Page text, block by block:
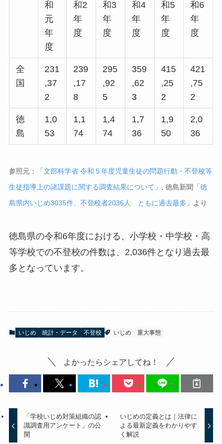
和
元
年
度
和2
年
度
和3
年
度
和4
年
度
和5
年
度
和6
年
度
全
国
231
,37
2
239
,17
8
295
,92
5
359
,62
3
415
,25
2
421
,75
2
徳
島
1,0
53
1,1
74
1,4
74
1,7
36
1,9
50
2,0
36
参照元：「 文部科学省 令和５年度児童生徒の問題行動・不登校等
生徒指導上の諸課題に関する調査結果について 」, 徳島新聞「 徳
島県内いじめ3035件、不登校者2036人 ともに過去最多 」より
徳島県の令和6年度における、小学校・中学校・高
等学校での不登校の件数は、2,036件となり過去最
多となっています。
いじめ 統計・データ 不登校 いじめ 重大事態
よかったらシェアしてね！
「学校いじめ対策組織の認
識調査用アンケート」の公
開
いじめの定義とは｜法律に
よる最新定義をわかりやす
く解説